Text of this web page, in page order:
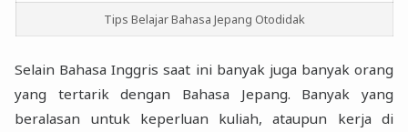
Tips Belajar Bahasa Jepang Otodidak
Selain Bahasa Inggris saat ini banyak juga banyak orang
yang tertarik dengan Bahasa Jepang. Banyak yang
beralasan untuk keperluan kuliah, ataupun kerja di